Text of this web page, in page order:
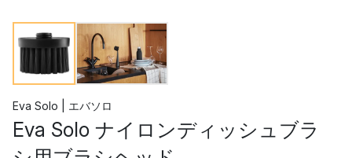
Eva Solo | エバソロ
Eva Solo ナイロンディッシュブラ